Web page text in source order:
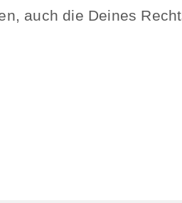
auch die Deines